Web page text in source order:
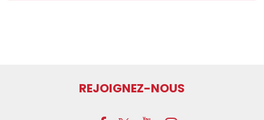
REJOIGNEZ-NOUS